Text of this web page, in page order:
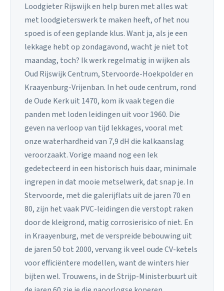
Loodgieter Rijswijk en help buren met alles wat
met loodgieterswerk te maken heeft, of het nou
spoed is of een geplande klus. Want ja, als je een
lekkage hebt op zondagavond, wacht je niet tot
maandag, toch? Ik werk regelmatig in wijken als
Oud Rijswijk Centrum, Stervoorde-Hoekpolder en
Kraayenburg-Vrijenban. In het oude centrum, rond
de Oude Kerk uit 1470, kom ik vaak tegen die
panden met loden leidingen uit voor 1960. Die
geven na verloop van tijd lekkages, vooral met
onze waterhardheid van 7,9 dH die kalkaanslag
veroorzaakt. Vorige maand nog een lek
gedetecteerd in een historisch huis daar, minimale
ingrepen in dat mooie metselwerk, dat snap je. In
Stervoorde, met die galerijflats uit de jaren 70 en
80, zijn het vaak PVC-leidingen die verstopt raken
door de kleigrond, matig corrosierisico of niet. En
in Kraayenburg, met de verspreide bebouwing uit
de jaren 50 tot 2000, vervang ik veel oude CV-ketels
voor efficiëntere modellen, want de winters hier
bijten wel. Trouwens, in de Strijp-Ministerbuurt uit